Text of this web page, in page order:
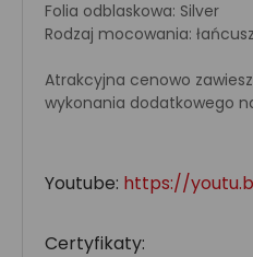
Folia odblaskowa: Silver
Rodzaj mocowania:
Atrakcyjna cenowo
wykonania dodatkowego
Youtube: https://
Certyfikaty: